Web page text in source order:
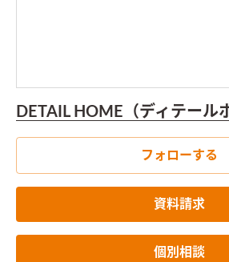
DETAIL HOME（ディテール
フォローする
資料請求
個別相談